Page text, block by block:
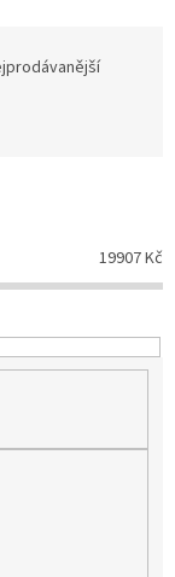
19907Kč